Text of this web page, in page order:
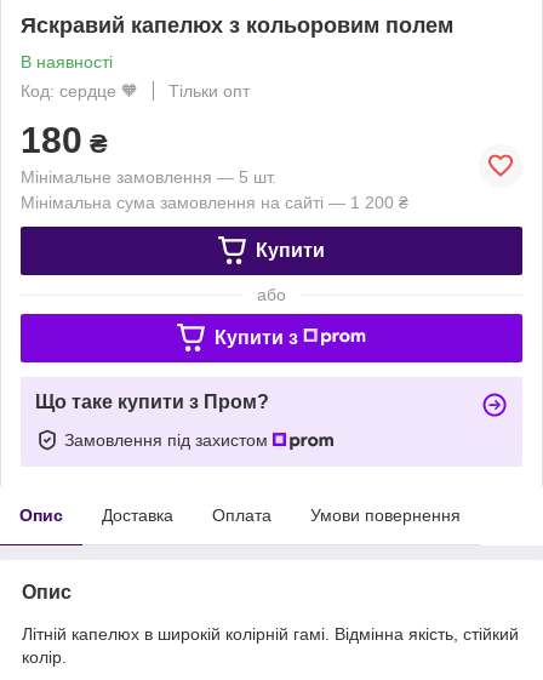
Яскравий капелюх з кольоровим полем
В наявності
Код: сердце 🧡
Тільки опт
180 ₴
Мінімальне замовлення — 5 шт.
Мінімальна сума замовлення на сайті — 1 200 ₴
Купити
або
Купити з
Що таке купити з Пром?
Замовлення під захистом
Опис Доставка Оплата Умови повернення
Опис
Літній капелюх в широкій колірній гамі. Відмінна якість, стійкий
колір.